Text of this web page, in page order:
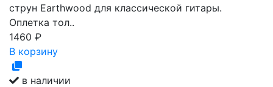
струн Earthwood для классической гитары.
Оплетка тол..
1460 ₽
В корзину
в наличии